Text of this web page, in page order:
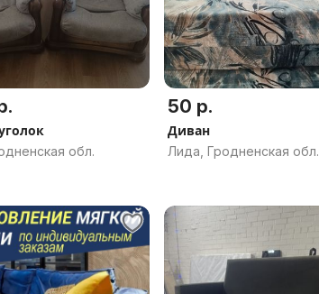
обл.
50 р.
Диван
Лида, Гродненская обл.